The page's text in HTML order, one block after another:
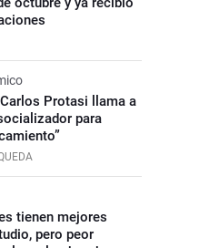
Protasi llama a
para
tienen mejores
pero peor